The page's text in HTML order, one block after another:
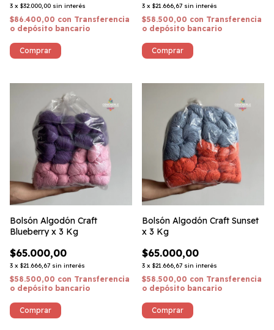
3 x $32.000,00 sin interés
$86.400,00 con Transferencia
o depósito bancario
3 x $21.666,67 sin interés
$58.500,00 con Transferencia
o depósito bancario
Bolsón Algodón Craft
Blueberry x 3 Kg
$65.000,00
3 x $21.666,67 sin interés
$58.500,00 con Transferencia
o depósito bancario
Bolsón Algodón Craft Sunset
x 3 Kg
$65.000,00
3 x $21.666,67 sin interés
$58.500,00 con Transferencia
o depósito bancario